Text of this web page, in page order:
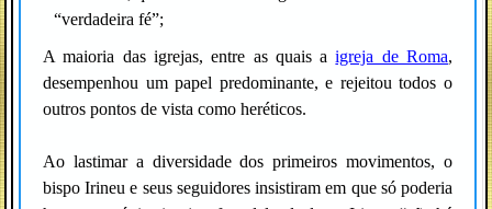
“verdadeira fé”;
A maioria das igrejas, entre as quais aigreja de Roma,
desempenhou um papel predominante, e rejeitou todos o
outros pontos de vista como heréticos.
Ao lastimar a diversidade dos primeiros movimentos, o
bispo Irineu e seus seguidores insistiram em que só poderia